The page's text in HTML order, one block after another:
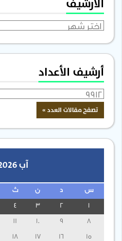
الأرشيف
أرشيف الأعداد
آب 2026
س ن ث
3
15
16
17
18